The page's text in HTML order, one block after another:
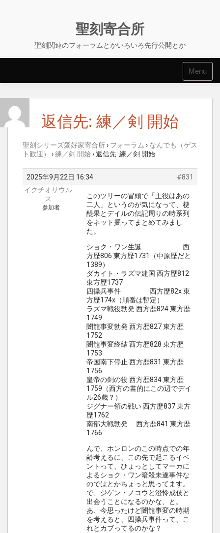
聖刻寄合所
聖刻関連のフォーラムとかいろいろ先行公開とか
Menu
返信先: 練／剣 開始
聖刻シリーズ愛好家寄合所› フォーラム › なんでも（ゲス
ト歓迎）
›練／剣 開始›返信先: 練／剣 開始
2025年9月22日 16:34
#831
イクチオサウル
ス
参加者
このツリーの冒頭で「主役はあの
二人」というのが気になって、梗
醍果とデイルの伝記周りの時系列
をネット掘ってまとめてみまし
た。
ショク・ワン生誕 西
方歴806 東方歴1731（中原歴だと
1389）
ダカイト・ラズマ建国 西方歴812
東方歴1737
四操兵事件 西方歴82x 東
方歴174x（順番は暫定）
ラズマ戦役勃発 西方歴824 東方歴
1749
闇龍事変勃発 西方歴827 東方歴
1752
闇龍事変終結 西方歴828 東方歴
1753
帝国南下停止 西方歴831 東方歴
1756
皇帝の剣の役 西方歴834 東方歴
1759（西方の書的にこの辺でデイ
ル26歳？）
ジグナー領の戦い 西方歴837 東方
歴1762
南部大戦勃発 西方歴841 東方歴
1766
んで、ホンロンのこの時点での年
齢考えるに、この先で起こるイベ
ントって、ひょっとしてマーカに
よるショク・ワン暗殺未遂事件な
のではとかちょっと思ってます。
で、ジゲン・ノコウと澄怜成伎と
出会うことになるのかな、と。
あ、今思ったけど闇龍事変の時期
を考えると、四操兵事件って、こ
れとカブってるのかな？